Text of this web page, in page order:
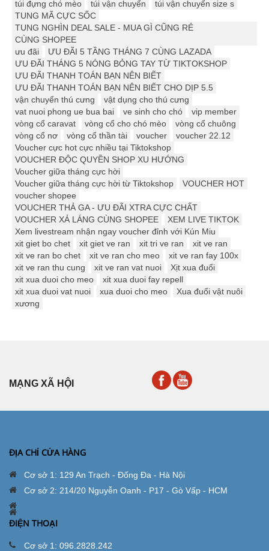
túi đựng chó mèo
túi vận chuyển
túi vận chuyển size s
TUNG MÃ CỰC SỐC
TUNG NGHÌN DEAL SALE - MUA GÌ CŨNG RẺ
CÙNG SHOPEE
ưu đãi
ƯU ĐÃI 5 TẦNG THÁNG 7 CÙNG LAZADA
ƯU ĐÃI THÁNG 5 NÓNG BỎNG TAY TỪ TIKTOKSHOP
ƯU ĐÃI THANH TOÁN BẠN NÊN BIẾT
ƯU ĐÃI THANH TOÁN BẠN NÊN BIẾT CHO DỊP 5.5
vận chuyển thú cưng
vật dụng cho thú cưng
vat nuoi phong ue bua bai
ve sinh cho chó
vip member
vòng cổ caravat
vòng cổ cho chó mèo
vòng cổ chuông
vòng cổ nơ
vòng cổ thần tài voucher
voucher 22.12
Voucher cực hot cực nhiều tại Tiktokshop
VOUCHER ĐỘC QUYỀN SHOP XU HƯỚNG
Voucher giữa tháng cực hời
Voucher giữa tháng cực hời từ Tiktokshop
VOUCHER HOT
voucher shopee
VOUCHER THẢ GA - ƯU ĐÃI XTRA CỰC CHẤT
VOUCHER XẢ LÁNG CÙNG SHOPEE
XEM LIVE TIKTOK
Xem livestream nhận ngay voucher đỉnh với Kún Miu
xit giet bo chet
xit giet ve ran xit tri ve ran
xit ve ran
xit ve ran bo chet
xit ve ran cho meo
xit ve ran fay 100x
xit ve ran thu cung
xit ve ran vat nuoi
Xịt xua đuổi
xit xua duoi cho meo
xit xua duoi fay repell
xit xua duoi vat nuoi
xua duoi cho meo
Xua đuổi vật nuôi
xương
MẠNG XÃ HỘI
ĐỊA CHỈ CỬA HÀNG
Cơ sở 1: 129 An Trạch - Đống Đa - Hà Nội
Cơ sở 2: 214/20 Nguyễn Oanh - P17 - Gò Vấp - HCM
ĐIỆN THOẠI
Cơ sở 1: 096.2828.242